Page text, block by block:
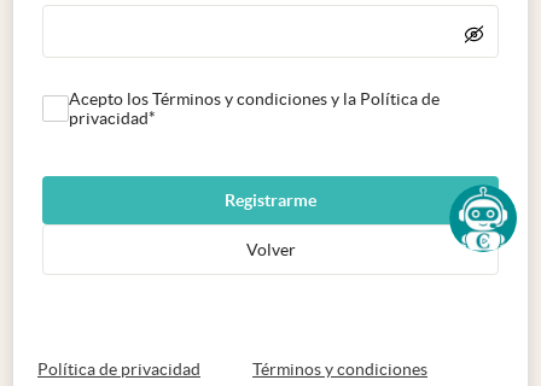
Acepto los Términos y condiciones y la Política de
privacidad*
Registrarme
Volver
Política de privacidad abre en nueva pestaña
Términos y condicionesabre en nueva